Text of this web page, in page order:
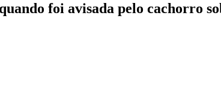
foi avisada pelo cachorro